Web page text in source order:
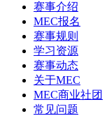
赛事介绍
MEC报名
赛事规则
学习资源
赛事动态
关于MEC
MEC商业社团
常见问题